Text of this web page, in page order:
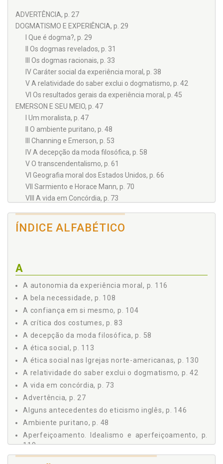
filosofia, como percebemos em O homem medíocre (livro
com tradução em português por esta editora) e livros sobre
filosofia moral, como é este que chega aos leitores de língua
portuguesa.
Seu pensamento é marcadamente influenciado pelo
positivismo e não é por outro motivo que disserta, num estilo
a um só tempo lhano e cativante, sobre uma filosofia prática,
que foi aquela forjada pelas primeiras gerações de
pensadores norte-americanos, como foi o caso de Emerson,
estudado neste livro, cujos traços biográficos vão
naturalmente surgindo enquanto Ingenieros perscruta o
ambiente moral (incialmente puritano), que prima por alguns
valores estruturais hoje presentes naquele povo.
Dentre suas obras mais conhecidas estão O homem
medíocre, As forças morais, Evolução das idéias argentinas,
Os novos tempos e Para uma moral sem dogmas.
ADVERTÊNCIA, p. 27
DOGMATISMO E EXPERIÊNCIA, p. 29
I Que é dogma?, p. 29
II Os dogmas revelados, p. 31
III Os dogmas racionais, p. 33
IV Caráter social da experiência moral, p. 38
V A relatividade do saber exclui o dogmatismo, p. 42
VI Os resultados gerais da experiência moral, p. 45
EMERSON E SEU MEIO, p. 47
I Um moralista, p. 47
II O ambiente puritano, p. 48
III Channing e Emerson, p. 53
IV A decepção da moda filosófica, p. 58
V O transcendentalismo, p. 61
VI Geografia moral dos Estados Unidos, p. 66
VII Sarmiento e Horace Mann, p. 70
VIII A vida em Concórdia, p. 73
ORIENTAÇÕES MORAIS, p. 81
I Uma ética sem metafísica, p. 81
VI Ética naturalista, p. 96
VII O otimismo e a perfectibilidade, p. 99
VIII A confiança em si mesmo, p. 104
IX A bela necessidade, p. 108
X Função social do não-conformismo, p. 111
A ÉTICA SOCIAL, p. 113
I Integração do pensamento emersoniano, p. 113
II A autonomia da experiência moral, p. 116
III Idealismo e aperfeiçoamento, p. 119
IV O dogmatismo teológico exclui a perfectibilidade, p. 124
VI A ética social nas Igrejas norte-americanas, p. 130
VII Sua influência sobre as Igrejas imigradas, p. 133
VIII O solidarismo, p. 136
I Independência da moralidade, p. 139
ÍNDICE ALFABÉTICO
A
A autonomia da experiência moral, p. 116
A bela necessidade, p. 108
A confiança em si mesmo, p. 104
A crítica dos costumes, p. 83
A decepção da moda filosófica, p. 58
A ética social, p. 113
A ética social nas Igrejas norte-americanas, p. 130
A relatividade do saber exclui o dogmatismo, p. 42
A vida em concórdia, p. 73
Advertência, p. 27
Alguns antecedentes do eticismo inglês, p. 146
Ambiente puritano, p. 48
Aperfeiçoamento. Idealismo e aperfeiçoamento, p.
119
As Igrejas éticas, p. 150